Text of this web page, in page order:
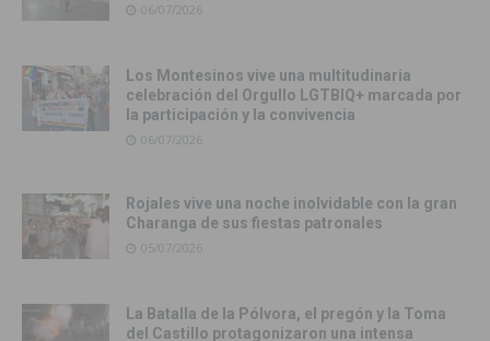
06/07/2026
Los Montesinos vive una multitudinaria
celebración del Orgullo LGTBIQ+ marcada por
la participación y la convivencia
06/07/2026
Rojales vive una noche inolvidable con la gran
Charanga de sus fiestas patronales
05/07/2026
La Batalla de la Pólvora, el pregón y la Toma
del Castillo protagonizaron una intensa